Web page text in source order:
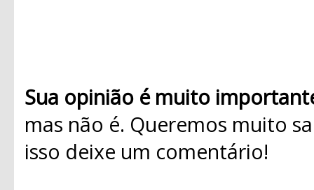
Sua opinião é muito
mas não é. Queremos muito
isso deixe um comentário!